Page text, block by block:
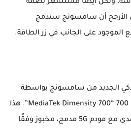
ولكن أيضًا مستشعر بصمة
الأرجح أن سامسونج ستدمج
على الجانب في زر الطاقة.
الجديد من سامسونج بواسطة
معالج ميدياتك ديمنستي 700 “MediaTek Dimensity 700”. هذا
معالج سريع متوسط المدى مع مودم 5G مدمج، مخبوز وفقًا